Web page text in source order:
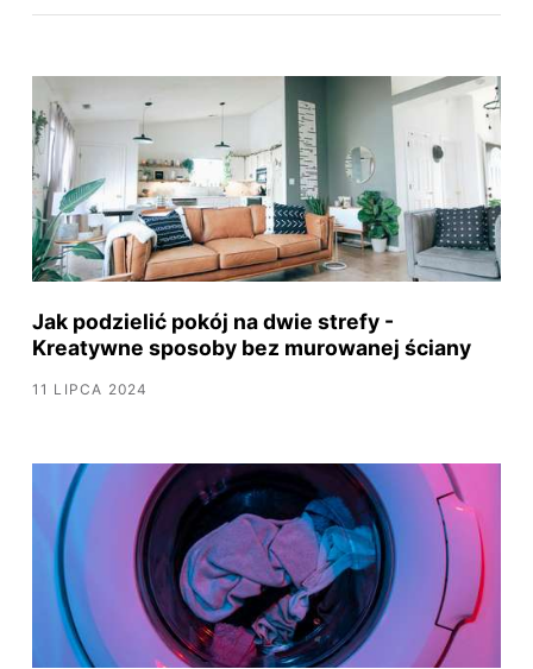
Jak podzielić pokój na dwie strefy -
Kreatywne sposoby bez murowanej ściany
11 LIPCA 2024